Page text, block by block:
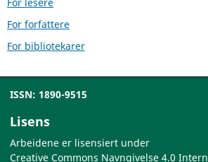
For forfattere
For bibliotekarer
ISSN: 1890-9515
Lisens
Arbeidene er lisensiert under
Creative Commons Navngivelse 4.0